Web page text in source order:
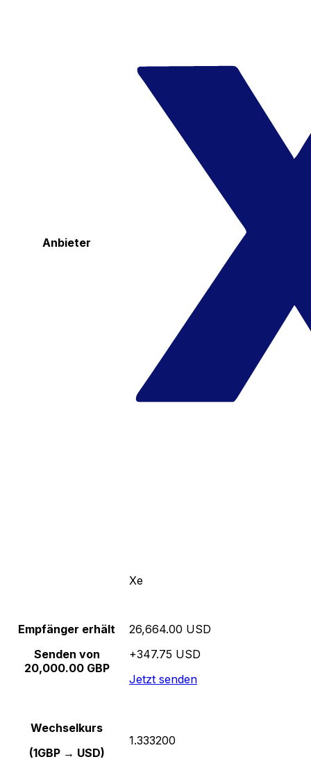
Anbieter
Xe
Empfänger erhält
Senden von
20,000.00 GBP
26,664.00 USD
+347.75 USD
Jetzt senden
Wechselkurs
(1GBP → USD)
1.333200